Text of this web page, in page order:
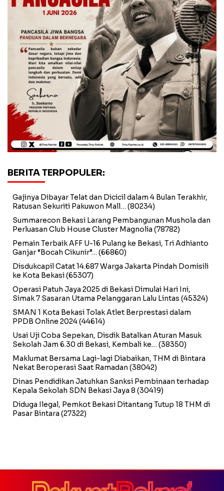
BERITA TERPOPULER:
Gajinya Dibayar Telat dan Dicicil dalam 4 Bulan Terakhir,
Ratusan Sekuriti Pakuwon Mall… (80234)
Summarecon Bekasi Larang Pembangunan Mushola dan
Perluasan Club House Cluster Magnolia (78782)
Pemain Terbaik AFF U-16 Pulang ke Bekasi, Tri Adhianto
Ganjar “Bocah Cikunir”… (66860)
Disdukcapil Catat 14.687 Warga Jakarta Pindah Domisili
ke Kota Bekasi(65307)
Operasi Patuh Jaya 2025 di Bekasi Dimulai Hari Ini,
Simak 7 Sasaran Utama Pelanggaran Lalu Lintas (45324)
SMAN 1 Kota Bekasi Tolak Atlet Berprestasi dalam
PPDB Online 2024(44614)
Usai Uji Coba Sepekan, Disdik Batalkan Aturan Masuk
Sekolah Jam 6.30 di Bekasi, Kembali ke… (38350)
Maklumat Bersama Lagi-lagi Diabaikan, THM di Bintara
Nekat Beroperasi Saat Ramadan (38042)
Dinas Pendidikan Jatuhkan Sanksi Pembinaan terhadap
Kepala Sekolah SDN Bekasi Jaya 8 (30419)
Diduga Ilegal, Pemkot Bekasi Ditantang Tutup 18 THM di
Pasar Bintara (27322)